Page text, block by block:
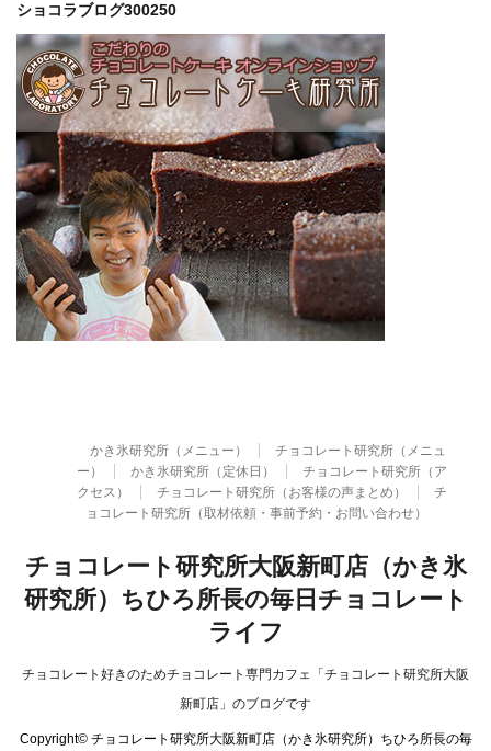
ショコラブログ300250
かき氷研究所（メニュー）
チョコレート研究所（メニュ
ー）
かき氷研究所（定休日）
チョコレート研究所（ア
クセス）
チョコレート研究所（お客様の声まとめ）
チ
ョコレート研究所（取材依頼・事前予約・お問い合わせ）
チョコレート研究所大阪新町店（かき氷
研究所）ちひろ所長の毎日チョコレート
ライフ
チョコレート好きのためチョコレート専門カフェ「チョコレート研究所大阪
新町店」のブログです
Copyright© チョコレート研究所大阪新町店（かき氷研究所）ちひろ所長の毎